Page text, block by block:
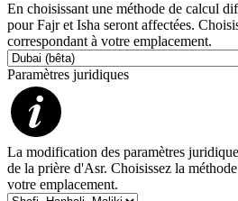
En choisissant une méthode de calcul
pour Fajr et Isha seront affectées.
correspondant à votre emplacement.
Paramètres juridiques
La modification des paramètres
de la prière d'Asr. Choisissez la
votre emplacement.